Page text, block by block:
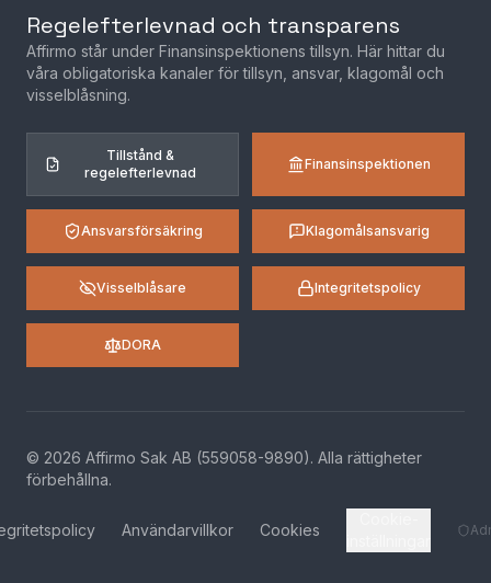
Regelefterlevnad och transparens
Affirmo står under Finansinspektionens tillsyn. Här hittar du
våra obligatoriska kanaler för tillsyn, ansvar, klagomål och
visselblåsning.
Tillstånd &
regelefterlevnad
Finansinspektionen
Ansvarsförsäkring Klagomålsansvarig
Visselblåsare Integritetspolicy
DORA
© 2026 Affirmo Sak AB (559058-9890). Alla rättigheter
förbehållna.
Användarvillkor Cookies